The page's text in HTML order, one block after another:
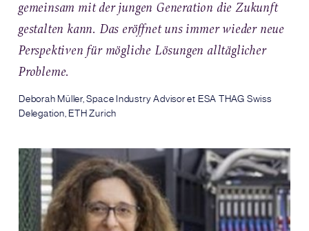
gemeinsam mit der jungen Generation die Zukunft
gestalten kann. Das eröffnet uns immer wieder neue
Perspektiven für mögliche Lösungen alltäglicher
Probleme.
Deborah Müller, Space Industry Advisor et ESA THAG Swiss
Delegation, ETH Zurich